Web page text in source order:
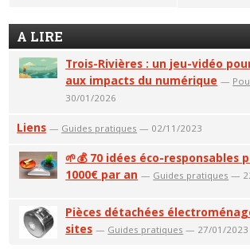
A LIRE
Trois-Rivières : un jeu-vidéo
aux impacts du numérique —
30/01/2026
Liens — Guides pratiques — 02/11/2023
🌱💰 70 idées éco-responsables
1000€ par an — Guides pratiques —
Pièces détachées
sites — Guides pratiques — 27/01/2023